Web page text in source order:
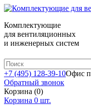
Комплектующие
для вентиляционных
и инженерных систем
+7 (495) 128-39-10Офис
Обратный звонок
Корзина (0)
Корзина 0 шт.